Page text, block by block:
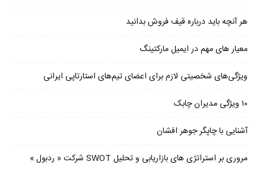
هر آنچه باید درباره قیف فروش بدانید
معیار های مهم در ایمیل مارکتینگ
ویژگی‌های شخصیتی لازم برای اعضای تیم‌های استارتاپی ایرانی
۱۰ ویژگی مدیران چابک
آشنایی با چاپگر جوهر افشان
مروری بر استراتژی های بازاریابی و تحلیل SWOT شرکت « ردبول »